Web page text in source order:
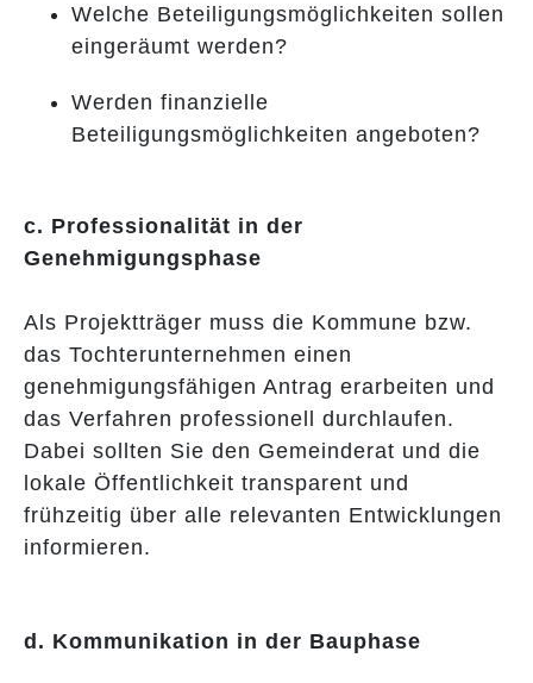
Welche Beteiligungsmöglichkeiten sollen
eingeräumt werden?
Werden finanzielle
Beteiligungsmöglichkeiten angeboten?
c. Professionalität in der
Genehmigungsphase
Als Projektträger muss die Kommune bzw.
das Tochterunternehmen einen
genehmigungsfähigen Antrag erarbeiten und
das Verfahren professionell durchlaufen.
Dabei sollten Sie den Gemeinderat und die
lokale Öffentlichkeit transparent und
frühzeitig über alle relevanten Entwicklungen
informieren.
d. Kommunikation in der Bauphase